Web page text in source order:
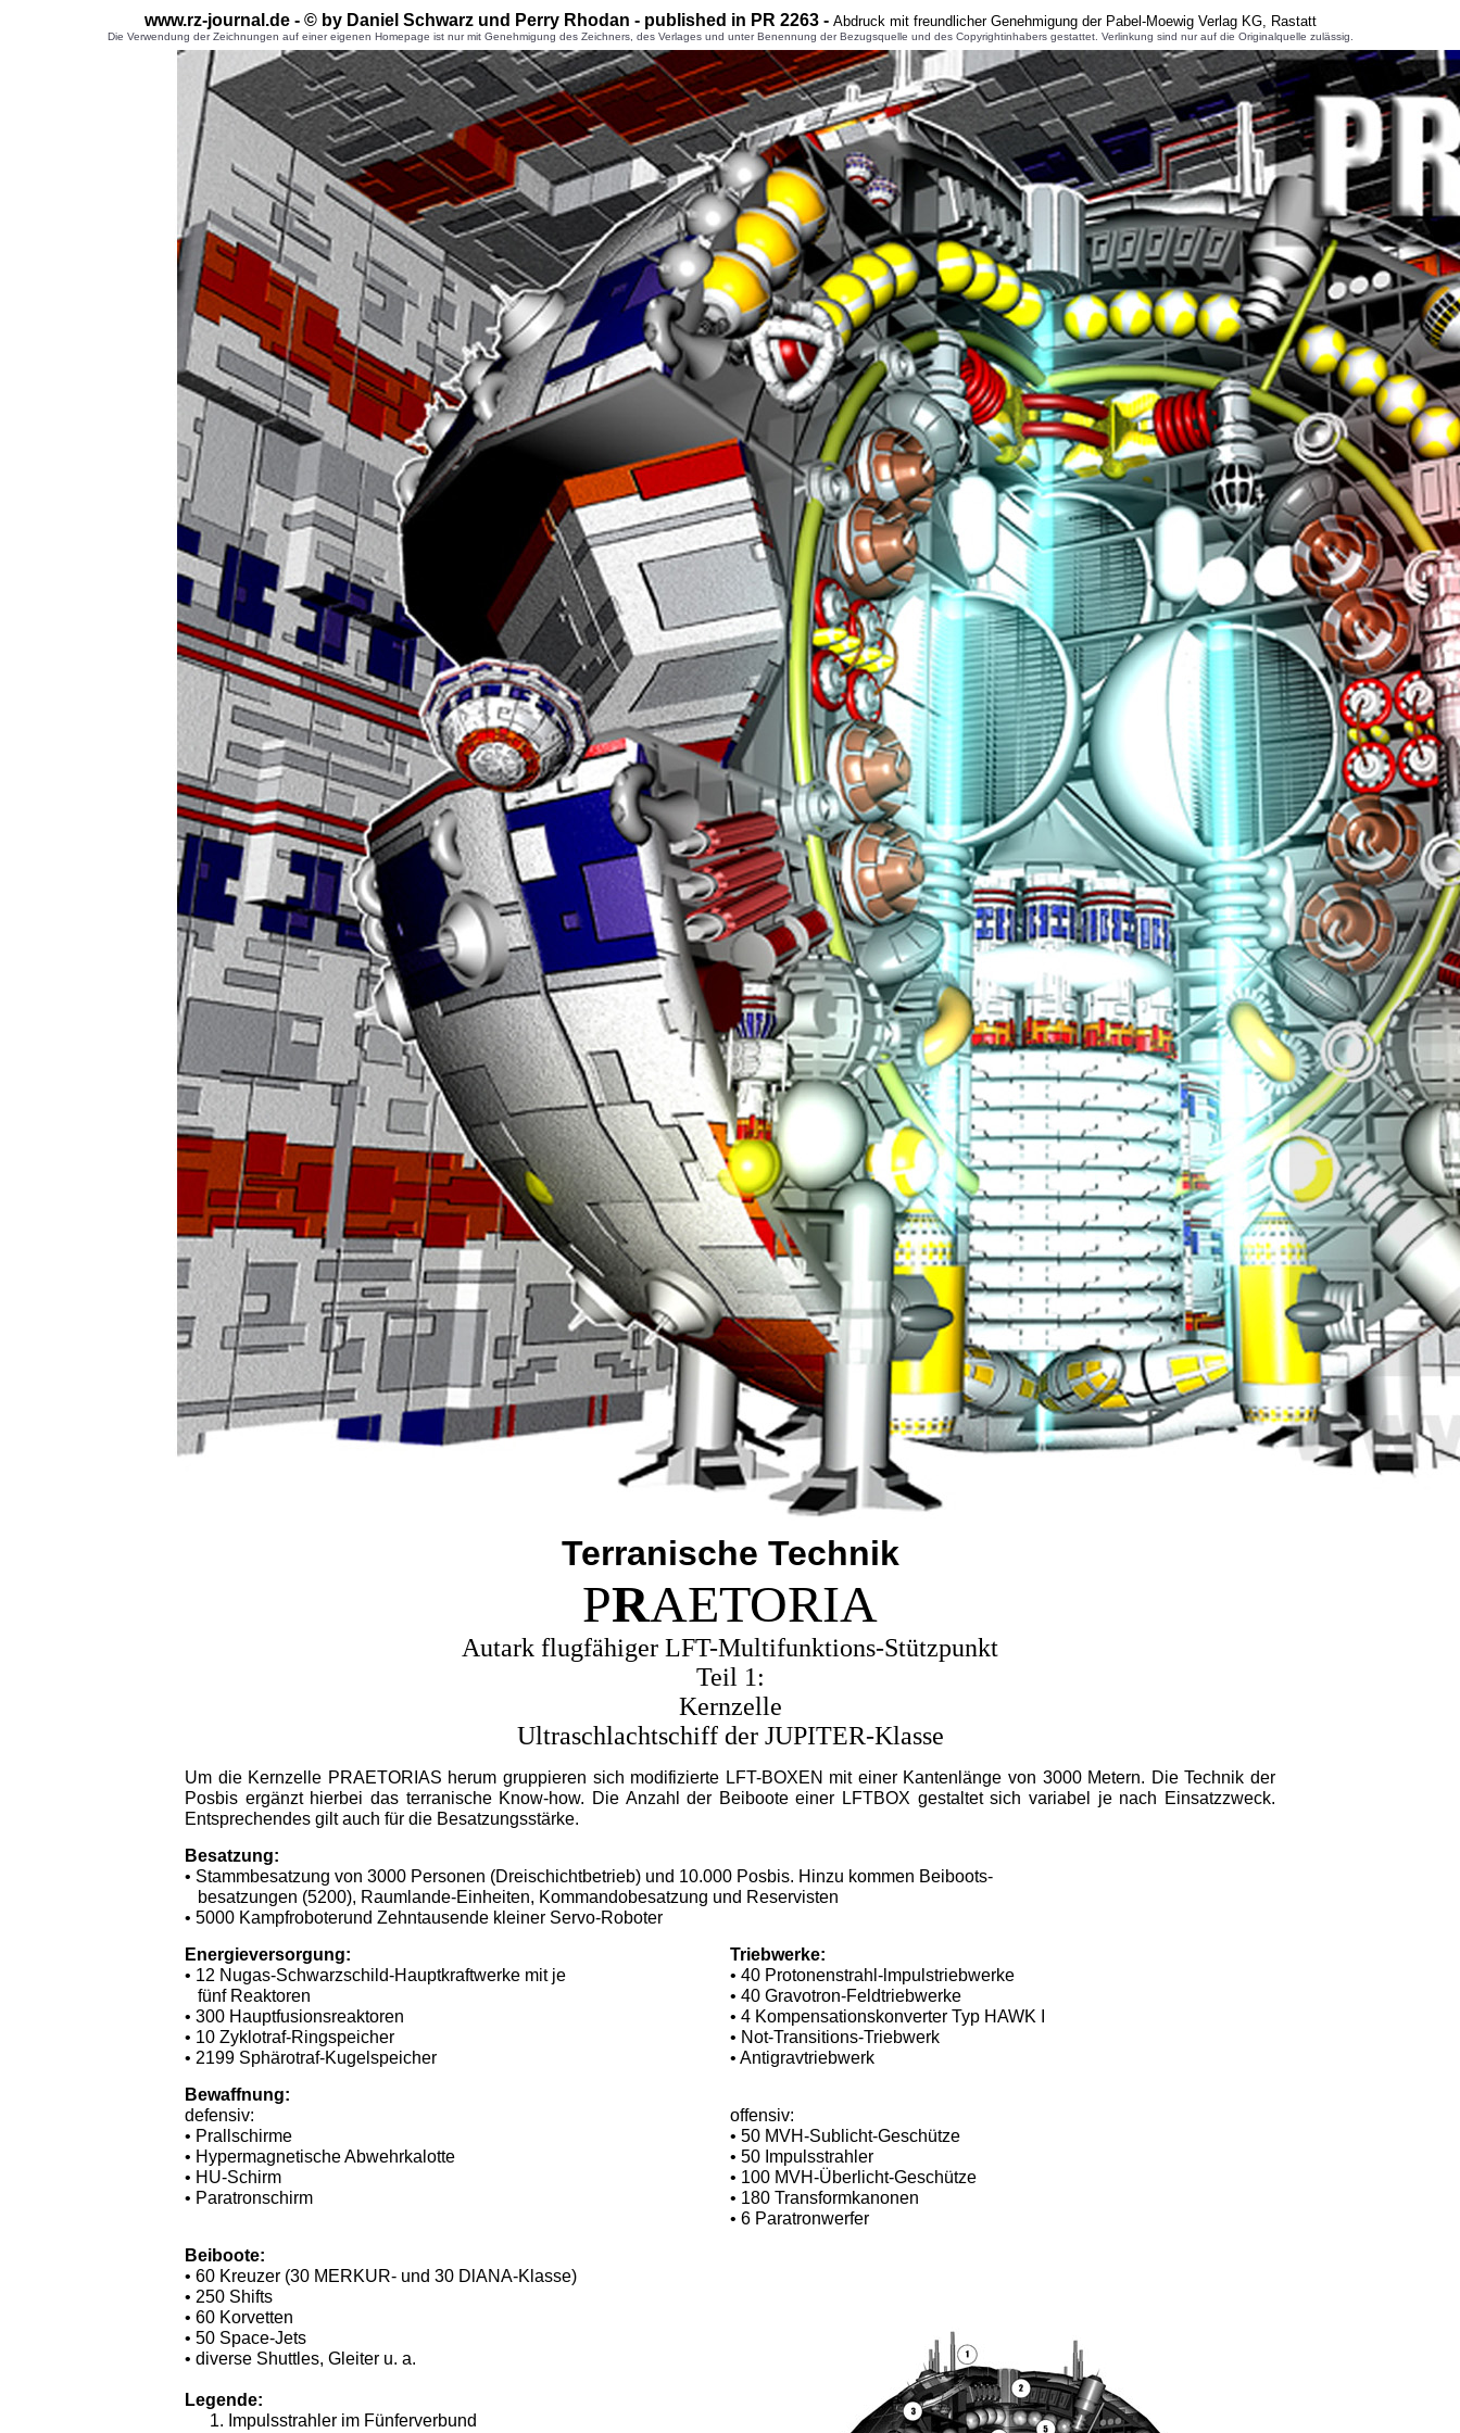
www.rz-journal.de - © by Daniel Schwarz und Perry Rhodan - published in PR 2263 - Abdruck mit freundlicher Genehmigung der Pabel-Moewig Verlag KG, Rastatt
Die Verwendung der Zeichnungen auf einer eigenen Homepage ist nur mit Genehmigung des Zeichners, des Verlages und unter Benennung der Bezugsquelle und des Copyrightinhabers gestattet. Verlinkung sind nur auf die Originalquelle zulässig.
Terranische Technik
PRAETORIA
Autark flugfähiger LFT-Multifunktions-Stützpunkt
Teil 1:
Kernzelle
Ultraschlachtschiff der JUPITER-Klasse
Um die Kernzelle PRAETORIAS herum gruppieren sich modifizierte LFT-BOXEN mit einer Kantenlänge von 3000 Metern. Die Technik der
Posbis ergänzt hierbei das terranische Know-how. Die Anzahl der Beiboote einer LFTBOX gestaltet sich variabel je nach Einsatzzweck.
Entsprechendes gilt auch für die Besatzungsstärke.
Besatzung:
• Stammbesatzung von 3000 Personen (Dreischichtbetrieb) und 10.000 Posbis. Hinzu kommen Beiboots-
besatzungen (5200), Raumlande-Einheiten, Kommandobesatzung und Reservisten
• 5000 Kampfroboterund Zehntausende kleiner Servo-Roboter
Energieversorgung:
• 12 Nugas-Schwarzschild-Hauptkraftwerke mit je
fünf Reaktoren
• 300 Hauptfusionsreaktoren
• 10 Zyklotraf-Ringspeicher
• 2199 Sphärotraf-Kugelspeicher
Triebwerke:
• 40 Protonenstrahl-lmpulstriebwerke
• 40 Gravotron-Feldtriebwerke
• 4 Kompensationskonverter Typ HAWK I
• Not-Transitions-Triebwerk
• Antigravtriebwerk
Bewaffnung:
defensiv:
• Prallschirme
• Hypermagnetische Abwehrkalotte
• HU-Schirm
• Paratronschirm
offensiv:
• 50 MVH-Sublicht-Geschütze
• 50 Impulsstrahler
• 100 MVH-Überlicht-Geschütze
• 180 Transformkanonen
• 6 Paratronwerfer
Beiboote:
• 60 Kreuzer (30 MERKUR- und 30 DlANA-Klasse)
• 250 Shifts
• 60 Korvetten
• 50 Space-Jets
• diverse Shuttles, Gleiter u. a.
Legende:
Impulsstrahler im Fünferverbund